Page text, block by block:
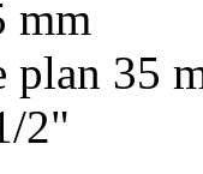
mm
plan 35
2"